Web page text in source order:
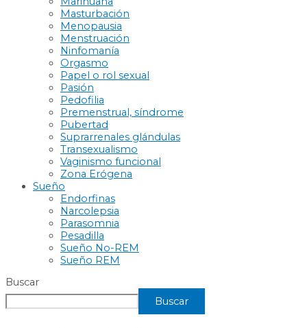
Masturbación
Menopausia
Menstruación
Ninfomanía
Orgasmo
Papel o rol sexual
Pasión
Pedofilia
Premenstrual, síndrome
Pubertad
Suprarrenales glándulas
Transexualismo
Vaginismo funcional
Zona Erógena
Sueño
Endorfinas
Narcolepsia
Parasomnia
Pesadilla
Sueño No-REM
Sueño REM
Buscar
Buscar